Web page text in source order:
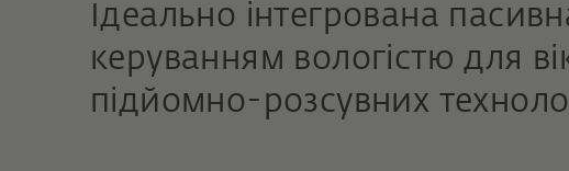
Ідеально інтегрована
керуванням вологістю для
підйомно-розсувних